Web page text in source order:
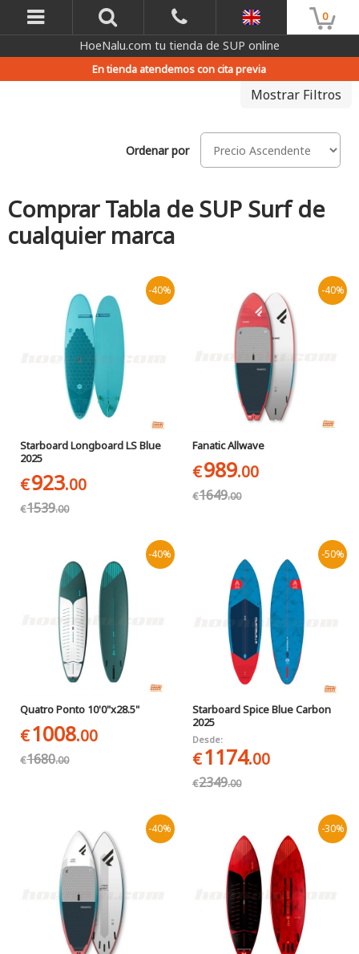
0
HoeNalu.com tu tienda de SUP online
En tienda atendemos con cita previa
Mostrar Filtros
Ordenar por
Comprar Tabla de SUP Surf de
cualquier marca
-40%
Starboard Longboard LS Blue
2025
€923.00
€1539.00
-40%
Fanatic Allwave
€989.00
€1649.00
-40%
Quatro Ponto 10'0"x28.5"
€1008.00
€1680.00
-50%
Starboard Spice Blue Carbon
2025
Desde:
€1174.00
€2349.00
-40% -30%